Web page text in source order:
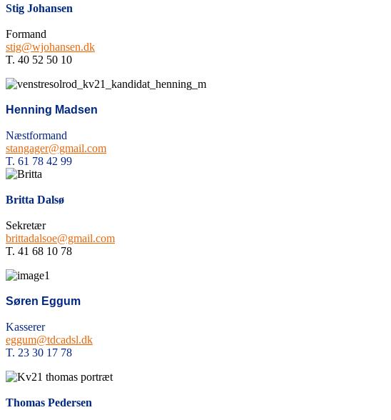
Stig Johansen
Formand
stig@wjohansen.dk
T. 40 52 50 10
Henning Madsen
Næstformand
stangager@gmail.com
T. 61 78 42 99
Britta Dalsø
Sekretær
brittadalsoe@gmail.com
T. 41 68 10 78
Søren Eggum
Kasserer
eggum@tdcadsl.dk
T. 23 30 17 78
Thomas Pedersen